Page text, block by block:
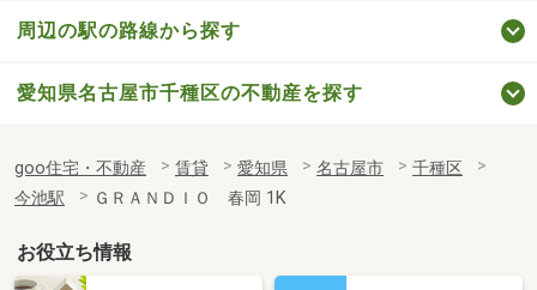
周辺の駅の路線から探す
愛知県名古屋市千種区の不動産を探す
goo住宅・不動産 賃貸 愛知県 名古屋市
千種区
今池駅
ＧＲＡＮＤＩＯ 春岡 1K
お役立ち情報